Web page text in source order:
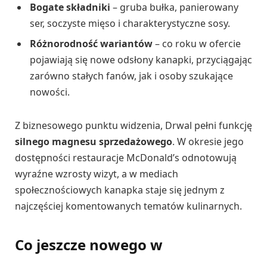
Bogate składniki – gruba bułka, panierowany
ser, soczyste mięso i charakterystyczne sosy.
Różnorodność wariantów– co roku w ofercie
pojawiają się nowe odsłony kanapki, przyciągając
zarówno stałych fanów, jak i osoby szukające
nowości.
Z biznesowego punktu widzenia, Drwal pełni funkcję
silnego magnesu sprzedażowego. W okresie jego
dostępności restauracje McDonald’s odnotowują
wyraźne wzrosty wizyt, a w mediach
społecznościowych kanapka staje się jednym z
najczęściej komentowanych tematów kulinarnych.
Co jeszcze nowego w